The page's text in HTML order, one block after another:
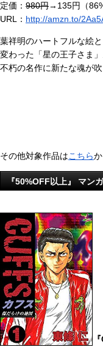
定価： 980円→135円（
URL： http://amzn.to/
葉祥明のハートフルな絵
変わった「星の王子さま」
不朽の名作に新たな魂が吹
その他対象作品はこちら
『50%OFF以上』 マ